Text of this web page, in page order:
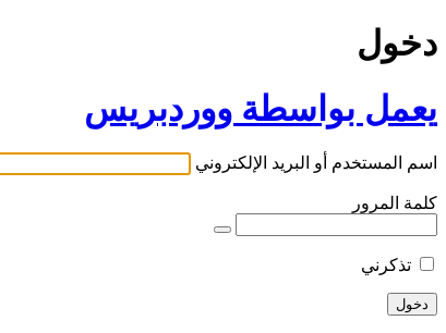
دخول
يعمل بواسطة ووردبريس
اسم المستخدم أو البريد الإلكتروني
كلمة المرور
تذكرني